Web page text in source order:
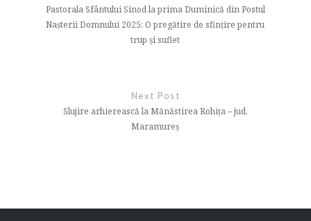
articolePastorala Sfântului Sinod la prima Duminică din Postul
Nașterii Domnului 2025: O pregătire de sfințire pentru
trup și suflet
Next Post
Slujire arhierească la Mănăstirea Rohița – jud.
Maramureș